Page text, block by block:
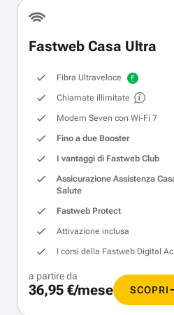
Fastweb Casa Ultra
Fibra Ultraveloce
Chiamate illimitate
Modem Seven con Wi‑Fi 7
Fino a due Booster
I vantaggi di Fastweb Club
Assicurazione Assistenza
Salute
Fastweb Protect
Attivazione inclusa
I corsi della Fastweb Digital
a partire da
36,95 €/mese SCOPRI